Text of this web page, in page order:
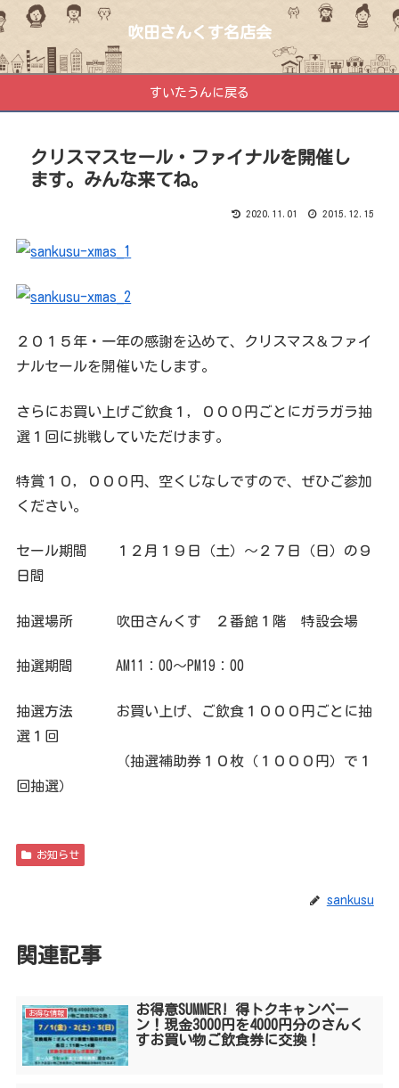
吹田さんくす名店会
すいたうんに戻る
クリスマスセール・ファイナルを開催し
ます。みんな来てね。
2020.11.01 2015.12.15
２０１５年・一年の感謝を込めて、クリスマス＆ファイ
ナルセールを開催いたします。
さらにお買い上げご飲食１，０００円ごとにガラガラ抽
選１回に挑戦していただけます。
特賞１０，０００円、空くじなしですので、ぜひご参加
ください。
セール期間 １２月１９日（土）～２７日（日）の９
日間
抽選場所 吹田さんくす ２番館１階 特設会場
抽選期間 AM11：00～PM19：00
抽選方法 お買い上げ、ご飲食１０００円ごとに抽
選１回
（抽選補助券１０枚（１０００円）で１
回抽選）
お知らせ
sankusu
関連記事
お得な情報
お得意SUMMER! 得トクキャンペー
ン！現金3000円を4000円分のさんく
すお買い物ご飲食券に交換！